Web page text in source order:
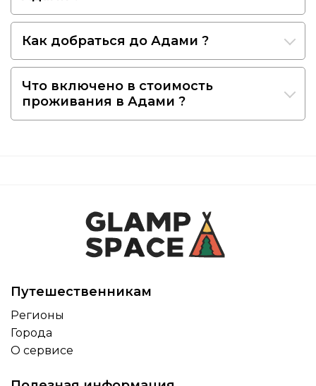
Как добраться до Адами ?
Что включено в стоимость
проживания в Адами ?
Путешественникам
Регионы
Города
О сервисе